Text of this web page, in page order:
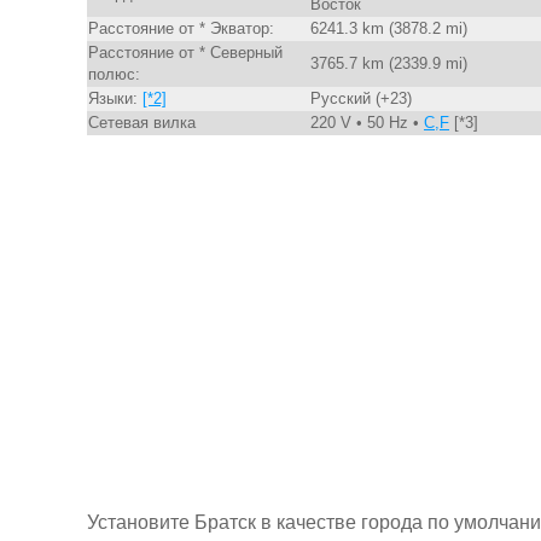
Восток
Расстояние от * Экватор:
6241.3 km (3878.2 mi)
Расстояние от * Северный
полюс:
3765.7 km (2339.9 mi)
Языки: [*2]
Русский (+23)
Сетевая вилка
220 V • 50 Hz • C,F [*3]
Установите Братск в качестве города по